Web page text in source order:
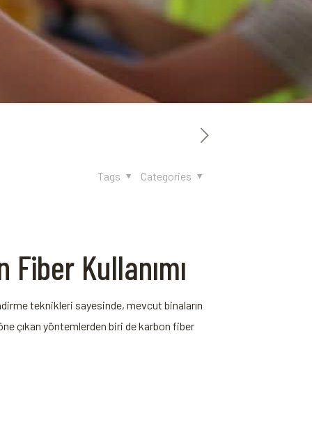
Categories
Tags
‍Kullanımı
teknikleri sayesinde, mevcut binaların‌
çıkan yöntemlerden biri de karbon fiber‌